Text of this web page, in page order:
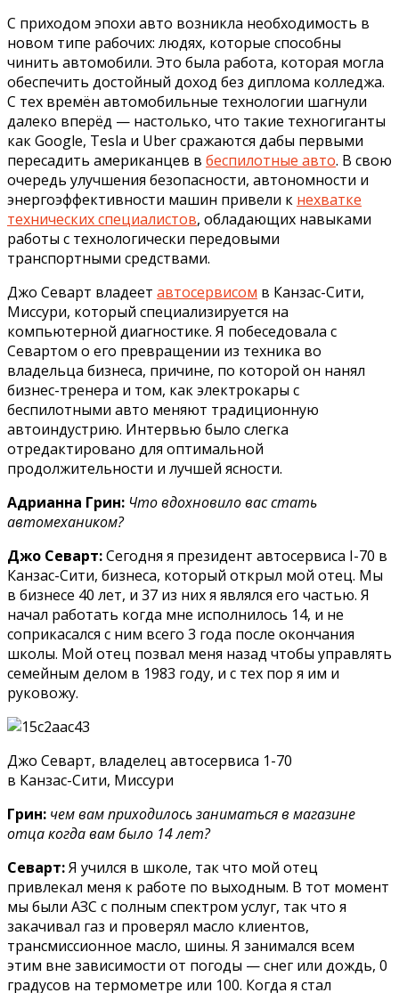
С приходом эпохи авто возникла необходимость в
новом типе рабочих: людях, которые способны
чинить автомобили. Это была работа, которая могла
обеспечить достойный доход без диплома колледжа.
С тех времён автомобильные технологии шагнули
далеко вперёд — настолько, что такие техногиганты
как Google, Tesla и Uber сражаются дабы первыми
пересадить американцев в беспилотные авто. В свою
очередь улучшения безопасности, автономности и
энергоэффективности машин привели к нехватке
технических специалистов, обладающих навыками
работы с технологически передовыми
транспортными средствами.
Джо Севарт владеет автосервисом в Канзас-Сити,
Миссури, который специализируется на
компьютерной диагностике. Я побеседовала с
Севартом о его превращении из техника во
владельца бизнеса, причине, по которой он нанял
бизнес-тренера и том, как электрокары с
беспилотными авто меняют традиционную
автоиндустрию. Интервью было слегка
отредактировано для оптимальной
продолжительности и лучшей ясности.
Адрианна Грин: Что вдохновило вас стать
автомехаником?
Джо Севарт:Сегодня я президент автосервиса I-70 в
Канзас-Сити, бизнеса, который открыл мой отец. Мы
в бизнесе 40 лет, и 37 из них я являлся его частью. Я
начал работать когда мне исполнилось 14, и не
соприкасался с ним всего 3 года после окончания
школы. Мой отец позвал меня назад чтобы управлять
семейным делом в 1983 году, и с тех пор я им и
руковожу.
Джо Севарт, владелец автосервиса 1-70
в Канзас-Сити, Миссури
Грин: чем вам приходилось заниматься в магазине
отца когда вам было 14 лет?
Севарт:Я учился в школе, так что мой отец
привлекал меня к работе по выходным. В тот момент
мы были АЗС с полным спектром услуг, так что я
закачивал газ и проверял масло клиентов,
трансмиссионное масло, шины. Я занимался всем
этим вне зависимости от погоды — снег или дождь, 0
градусов на термометре или 100. Когда я стал